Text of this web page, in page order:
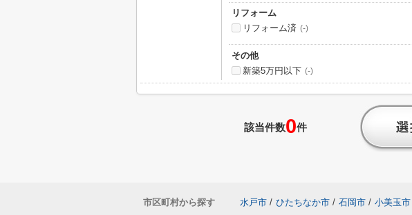
リフォーム
リフォーム済 (-)
その他
新築5万円以下 (-)
該当件数0件
市区町村から探す 水戸市 / ひたちなか市 / 石岡市 / 小美玉市